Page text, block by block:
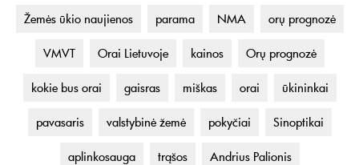
Žemės ūkio naujienos parama NMA orų prognozė
VMVT Orai Lietuvoje kainos Orų prognozė
kokie bus orai gaisras miškas orai ūkininkai
pavasaris valstybinė žemė pokyčiai Sinoptikai
aplinkosauga trąšos Andrius Palionis